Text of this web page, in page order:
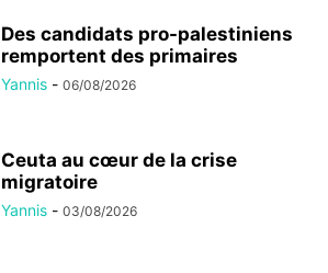
Des candidats pro-palestiniens
remportent des primaires
Yannis - 06/08/2026
Ceuta au cœur de la crise
migratoire
Yannis - 03/08/2026